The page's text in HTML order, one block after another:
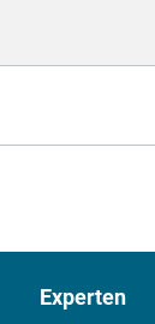
Experten